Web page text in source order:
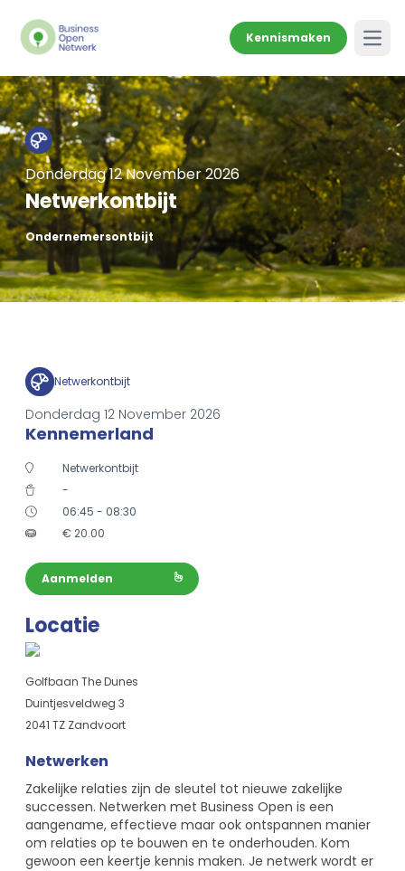
Kennismaken
Donderdag 12 November 2026
Netwerkontbijt
Ondernemersontbijt
Netwerkontbijt
Donderdag 12 November 2026
Kennemerland
Netwerkontbijt
-
06:45 - 08:30
€ 20.00
Aanmelden
Locatie
Golfbaan The Dunes
Duintjesveldweg 3
2041 TZ Zandvoort
Netwerken
Zakelijke relaties zijn de sleutel tot nieuwe zakelijke
successen. Netwerken met Business Open is een
aangename, effectieve maar ook ontspannen manier
om relaties op te bouwen en te onderhouden. Kom
gewoon een keertje kennis maken. Je netwerk wordt er